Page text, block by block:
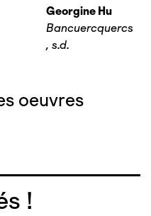
Georgine Hu
Bancuercquercs
, s.d.
oeuvres
!